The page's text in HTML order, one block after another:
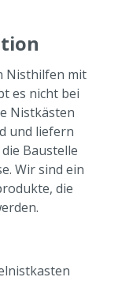
Nisthilfen mit
es nicht bei
Nistkästen
und liefern
Baustelle
Wir sind ein
die